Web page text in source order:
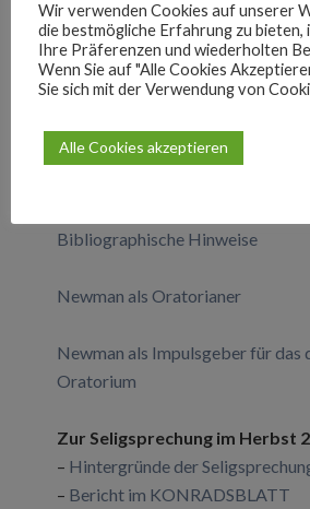
Newmans Gebet „Lead, kindly
Tabellarischer Lebenslauf von
Bibliographische Hinweise
Newman als Oratorianer
Newman als Impulsgeber für das
Oratorium
Zur Seligsprechung im Herbst
– Hintergründe der
– Bericht im KONRADSBLATT
Wir verwenden Cookies auf unserer
die bestmögliche Erfahrung zu bieten,
Ihre Präferenzen und wiederholten
Wenn Sie auf "Alle Cookies
Sie sich mit der Verwendung von
Alle Cookies akzeptieren